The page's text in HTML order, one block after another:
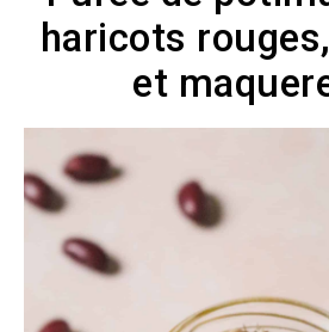
haricots
et